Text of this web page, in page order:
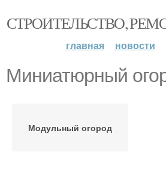
СТРОИТЕЛЬСТВО,
главная новости
Миниатюрный
Модульный огород